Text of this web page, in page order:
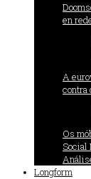
en
A
contra
Os
Social
Longform